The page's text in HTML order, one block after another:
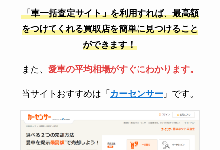
「車一括査定サイト」を利用すれば、最高額
をつけてくれる買取店を簡単に見つけること
ができます！
また、 愛車の平均相場がすぐにわかります。
当サイトおすすめは「 カーセンサー 」です。